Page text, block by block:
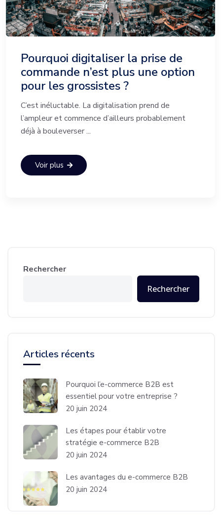
Pourquoi digitaliser la prise de
commande n’est plus une option
pour les grossistes ?
C’est inéluctable. La digitalisation prend de
l’ampleur et commence d’ailleurs probablement
déjà à bouleverser ...
Voir plus
Rechercher
Rechercher
Articles récents
Pourquoi l’e-commerce B2B est
essentiel pour votre entreprise ?
20 juin 2024
Les étapes pour établir votre
stratégie e-commerce B2B
20 juin 2024
Les avantages du e-commerce B2B
20 juin 2024